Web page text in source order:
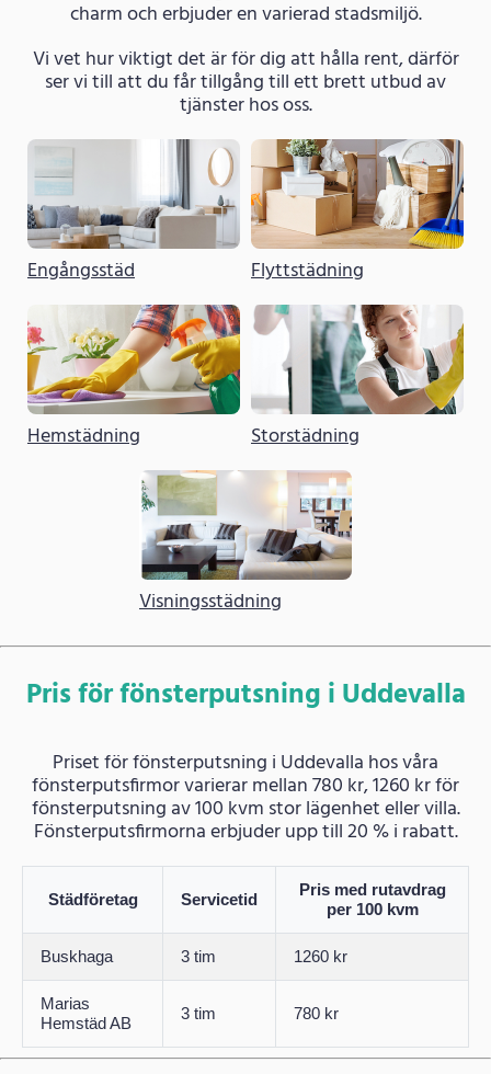
charm och erbjuder en varierad stadsmiljö.
Vi vet hur viktigt det är för dig att hålla rent, därför
ser vi till att du får tillgång till ett brett utbud av
tjänster hos oss.
Engångsstäd Flyttstädning
Hemstädning Storstädning
Visningsstädning
Pris för fönsterputsning i Uddevalla
Priset för fönsterputsning i Uddevalla hos våra
fönsterputsfirmor varierar mellan 780 kr, 1260 kr för
fönsterputsning av 100 kvm stor lägenhet eller villa.
Fönsterputsfirmorna erbjuder upp till 20 % i rabatt.
Städföretag Servicetid
Pris med rutavdrag
per 100 kvm
Buskhaga 3 tim 1260 kr
Marias
Hemstäd AB
3 tim 780 kr